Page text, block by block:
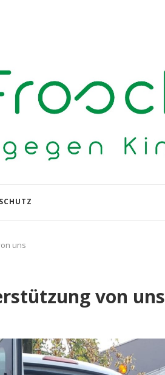
uns
von uns